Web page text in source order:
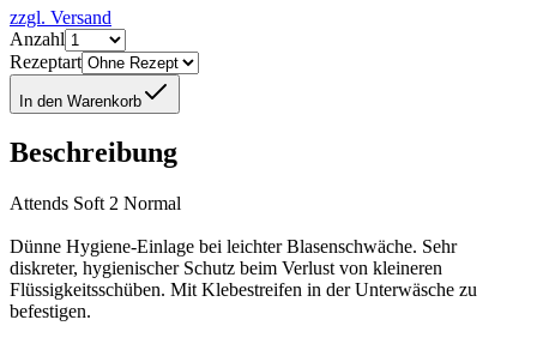
zzgl. Versand
Anzahl
Rezeptart
In den Warenkorb
Beschreibung
Attends Soft 2 Normal
Dünne Hygiene-Einlage bei leichter Blasenschwäche. Sehr
diskreter, hygienischer Schutz beim Verlust von kleineren
Flüssigkeitsschüben. Mit Klebestreifen in der Unterwäsche zu
befestigen.